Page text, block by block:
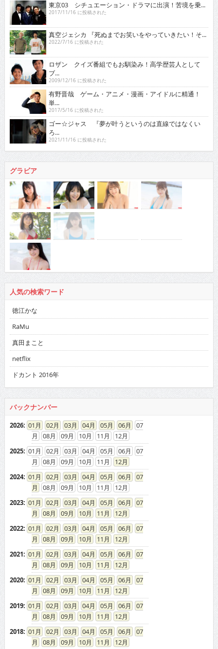
東京03 シチュエーション・ドラマに出演！苦境を乗...
2017/11/16 に投稿された
真空ジェシカ 『死ぬまでお笑いをやっていきたい！そ...
2022/7/16 に投稿された
ロザン クイズ番組でもお馴染み！高学歴芸人として
ブ...
2009/12/16 に投稿された
有野晋哉 ゲーム・アニメ・漫画・アイドルに精通！
単...
2017/5/16 に投稿された
ゴー☆ジャス 『夢が叶うというのは直線ではなくい
ろ...
2021/11/16 に投稿された
グラビア
人気の検索ワード
徳江かな
RaMu
真田まこと
netflix
ドカント 2016年
バックナンバー
2026: 01 02 03 04 05 06
07
08
09 10 11
12
2025: 01 02 03 04 05 06
07
08
09 10 11
12
2024: 01 02 03 04 05 06
07
08
09 10 11
12
2023: 01 02 03 04 05 06
07
08
09 10 11
12
2022: 01 02 03 04 05 06
07
08
09 10 11
12
2021: 01 02 03 04 05 06
07
08
09 10 11
12
2020: 01 02 03 04 05 06
07
08
09 10 11
12
2019: 01 02 03 04 05 06
07
08
09 10 11
12
2018: 01 02 03 04 05 06
07
08
09 10 11
12